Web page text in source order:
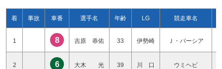
着 事故 車番 選手名 年齢 LG 競走車名
1 8 吉原 恭佑 33 伊勢崎 Ｊ・バーシア
2 6 大木 光 39 川 口 ウミヘビ